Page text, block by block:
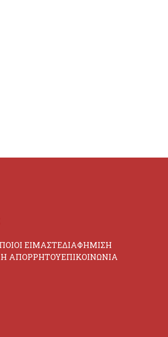
ΠΟΙΟΙ ΕΙΜΑΣΤΕΔΙΑΦΗΜΙΣΗ
ΑΠΟΡΡΗΤΟΥΕΠΙΚΟΙΝΩΝΙΑ